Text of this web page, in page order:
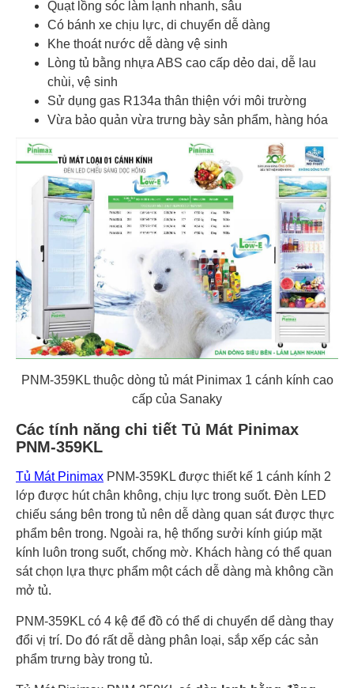
Quạt lồng sóc làm lạnh nhanh, sâu
Có bánh xe chịu lực, di chuyển dễ dàng
Khe thoát nước dễ dàng vệ sinh
Lòng tủ bằng nhựa ABS cao cấp dẻo dai, dễ lau
chùi, vệ sinh
Sử dụng gas R134a thân thiện với môi trường
Vừa bảo quản vừa trưng bày sản phẩm, hàng hóa
PNM-359KL thuộc dòng tủ mát Pinimax 1 cánh kính cao
cấp của Sanaky
Các tính năng chi tiết Tủ Mát Pinimax
PNM-359KL
Tủ Mát Pinimax PNM-359KL được thiết kế 1 cánh kính 2
lớp được hút chân không, chịu lực trong suốt. Đèn LED
chiếu sáng bên trong tủ nên dễ dàng quan sát được thực
phẩm bên trong. Ngoài ra, hệ thống sưởi kính giúp mặt
kính luôn trong suốt, chống mờ. Khách hàng có thể quan
sát chọn lựa thực phẩm một cách dễ dàng mà không cần
mở tủ.
PNM-359KL có 4 kệ để đồ có thể di chuyển dể dàng thay
đổi vị trí. Do đó rất dễ dàng phân loại, sắp xếp các sản
phẩm trưng bày trong tủ.